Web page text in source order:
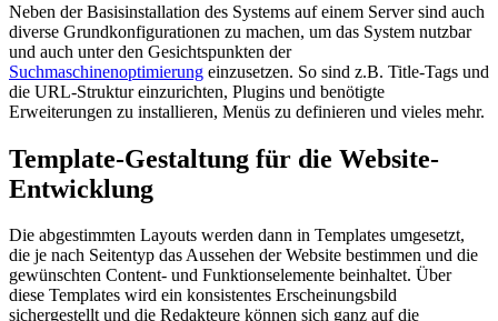
Neben der Basisinstallation des Systems auf einem Server sind auch
diverse Grundkonfigurationen zu machen, um das System nutzbar
und auch unter den Gesichtspunkten der
Suchmaschinenoptimierung einzusetzen. So sind z.B. Title-Tags und
die URL-Struktur einzurichten, Plugins und benötigte
Erweiterungen zu installieren, Menüs zu definieren und vieles mehr.
Template-Gestaltung für die Website-
Entwicklung
Die abgestimmten Layouts werden dann in Templates umgesetzt,
die je nach Seitentyp das Aussehen der Website bestimmen und die
gewünschten Content- und Funktionselemente beinhaltet. Über
diese Templates wird ein konsistentes Erscheinungsbild
sichergestellt und die Redakteure können sich ganz auf die